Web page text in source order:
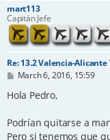
mart113
Capitán Jefe
Re: 13.2 Valencia-Alicante
P
s
March 6, 2016, 15:59
Hola Pedro,
Podrían quitarse a
Pero si tenemos que